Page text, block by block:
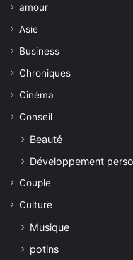
amour
Asie
Business
Chroniques
Cinéma
Conseil
Beauté
Développement
Couple
Culture
Musique
potins